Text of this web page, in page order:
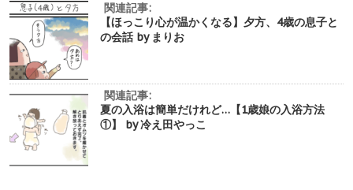
関連記事:
【ほっこり心が温かくなる】夕方、4歳の息子と
の会話 by まりお
関連記事:
夏の入浴は簡単だけれど…【1歳娘の入浴方法
①】 by 冷え田やっこ